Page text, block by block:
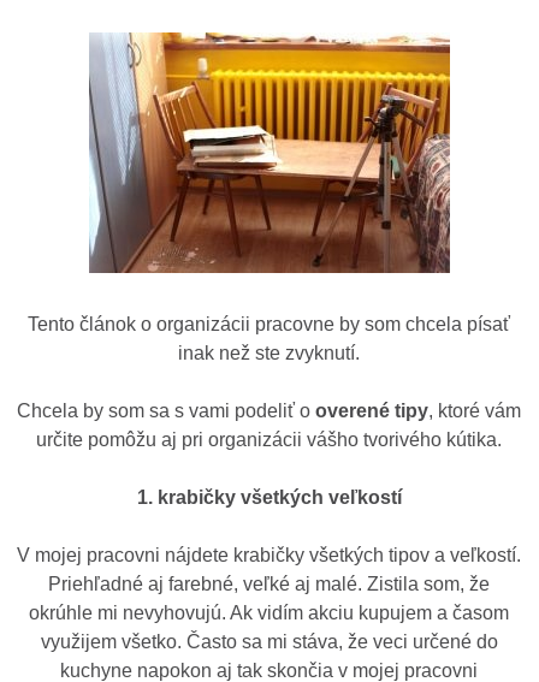
Tento článok o organizácii pracovne by som chcela písať
inak než ste zvyknutí.
Chcela by som sa s vami podeliť ooverené tipy, ktoré vám
určite pomôžu aj pri organizácii vášho tvorivého kútika.
1. krabičky všetkých veľkostí
V mojej pracovni nájdete krabičky všetkých tipov a veľkostí.
Priehľadné aj farebné, veľké aj malé. Zistila som, že
okrúhle mi nevyhovujú. Ak vidím akciu kupujem a časom
využijem všetko. Často sa mi stáva, že veci určené do
kuchyne napokon aj tak skončia v mojej pracovni